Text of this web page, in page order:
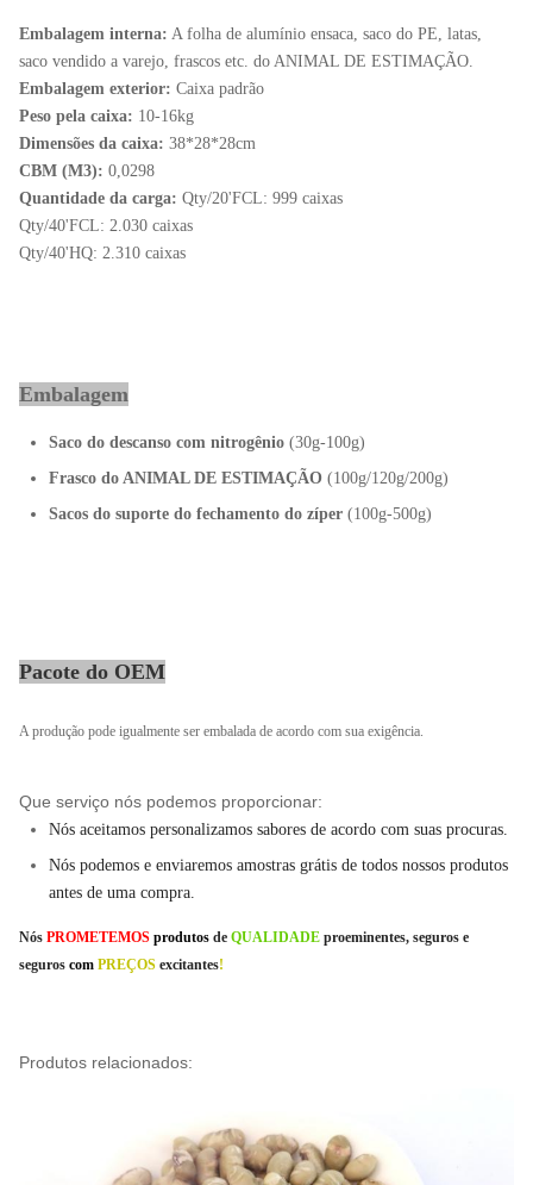
Embalagem interna: A folha de alumínio ensaca, saco do PE, latas,
saco vendido a varejo, frascos etc. do ANIMAL DE ESTIMAÇÃO.
Embalagem exterior: Caixa padrão
Peso pela caixa: 10-16kg
Dimensões da caixa: 38*28*28cm
CBM (M3): 0,0298
Quantidade da carga: Qty/20'FCL: 999 caixas
Qty/40'FCL: 2.030 caixas
Qty/40'HQ: 2.310 caixas
Embalagem
Saco do descanso com nitrogênio (30g-100g)
Frasco do ANIMAL DE ESTIMAÇÃO (100g/120g/200g)
Sacos do suporte do fechamento do zíper (100g-500g)
Pacote do OEM
A produção pode igualmente ser embalada de acordo com sua exigência.
Que serviço nós podemos proporcionar:
Nós aceitamos personalizamos sabores de acordo com suas procuras.
Nós podemos e enviaremos amostras grátis de todos nossos produtos
antes de uma compra.
Nós PROMETEMOS produtos de QUALIDADE proeminentes, seguros e
seguros com PREÇOS excitantes!
Produtos relacionados: